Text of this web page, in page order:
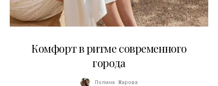
Комфорт в ритме современного
города
Полина Жарова